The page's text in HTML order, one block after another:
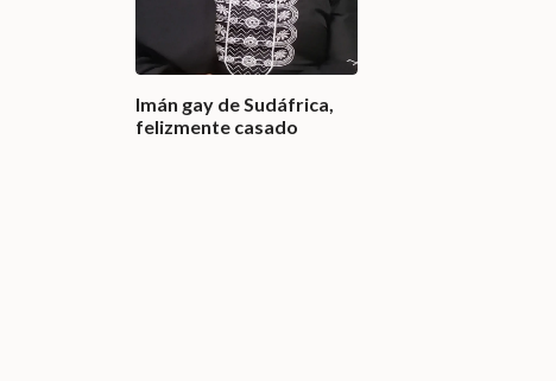
Imán gay de Sudáfrica,
felizmente casado